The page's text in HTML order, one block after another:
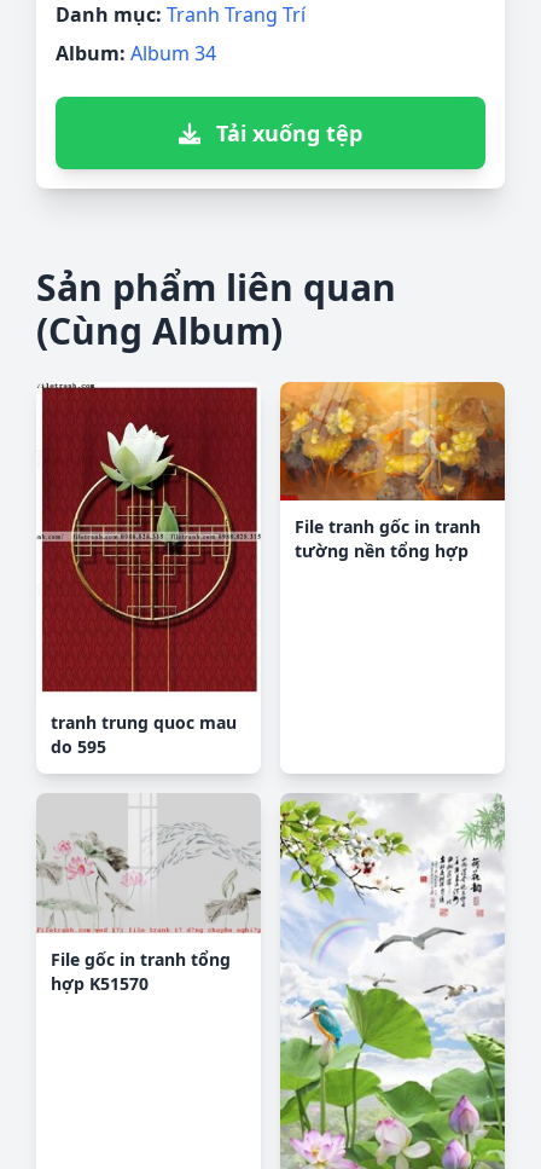
Danh mục: Tranh Trang Trí
Album: Album 34
Tải xuống tệp
Sản phẩm liên quan
(Cùng Album)
tranh trung quoc mau
do 595
File tranh gốc in tranh
tường nền tổng hợp
File gốc in tranh tổng
hợp K51570